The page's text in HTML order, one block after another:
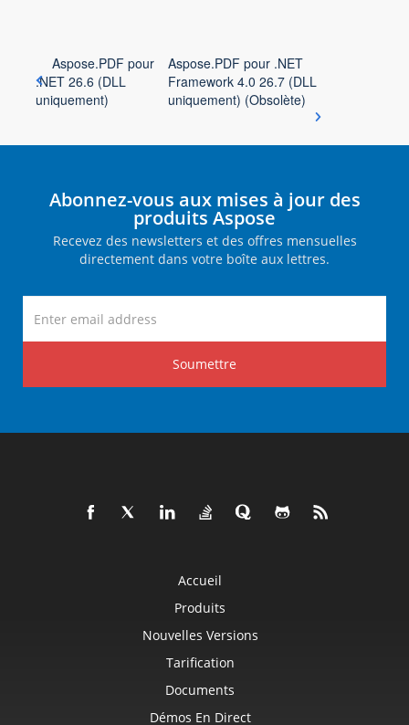
Aspose.PDF pour
.NET 26.6 (DLL
uniquement)
Aspose.PDF pour .NET
Framework 4.0 26.7 (DLL
uniquement) (Obsolète)
Abonnez-vous aux mises à jour des
produits Aspose
Recevez des newsletters et des offres mensuelles
directement dans votre boîte aux lettres.
Soumettre
Accueil
Produits
Nouvelles Versions
Tarification
Documents
Démos En Direct